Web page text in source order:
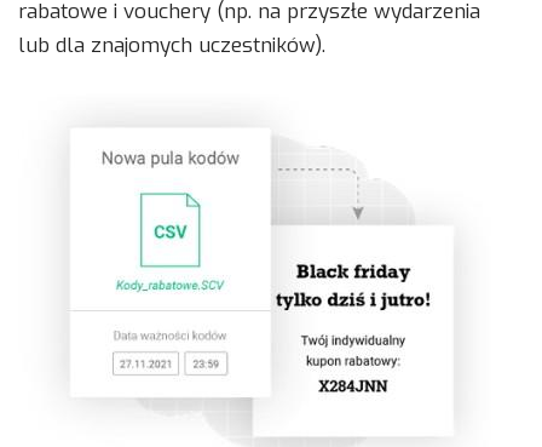
rabatowe i vouchery (np. na przyszłe wydarzenia
lub dla znajomych uczestników).